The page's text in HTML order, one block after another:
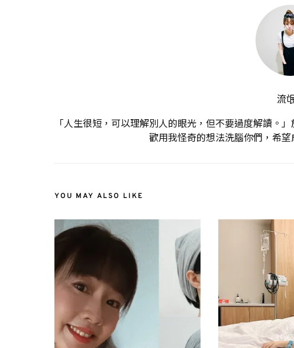
流
「人生很短，可以理解別人的眼光，但不要過度解讀。
歡用我怪奇的想法洗腦你們，希
YOU MAY ALSO LIKE